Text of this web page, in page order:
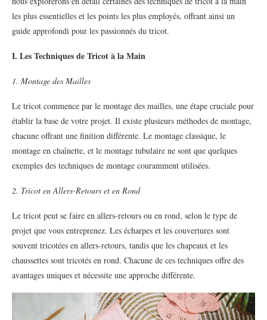
les plus essentielles et les points les plus employés, offrant ainsi un
guide approfondi pour les passionnés du tricot.
I. Les Techniques de Tricot à la Main
1. Montage des Mailles
Le tricot commence par le montage des mailles, une étape cruciale pour
établir la base de votre projet. Il existe plusieurs méthodes de montage,
chacune offrant une finition différente. Le montage classique, le
montage en chaînette, et le montage tubulaire ne sont que quelques
exemples des techniques de montage couramment utilisées.
2. Tricot en Allers-Retours et en Rond
Le tricot peut se faire en allers-retours ou en rond, selon le type de
projet que vous entreprenez. Les écharpes et les couvertures sont
souvent tricotées en allers-retours, tandis que les chapeaux et les
chaussettes sont tricotés en rond. Chacune de ces techniques offre des
avantages uniques et nécessite une approche différente.